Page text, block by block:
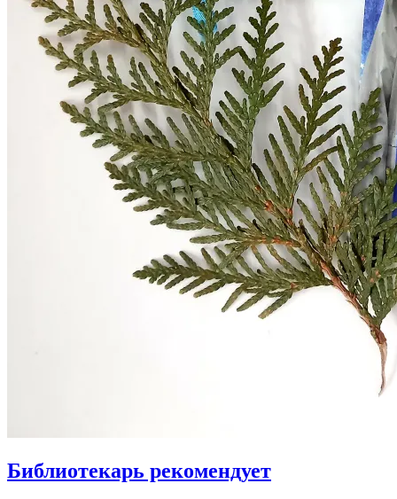
Библиотекарь рекомендует